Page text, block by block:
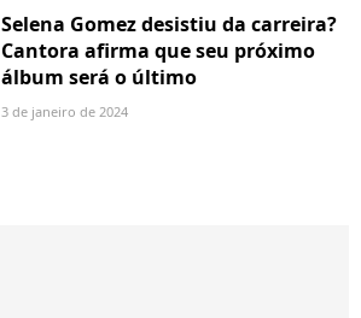
Selena Gomez desistiu da carreira?
Cantora afirma que seu próximo
álbum será o último
3 de janeiro de 2024